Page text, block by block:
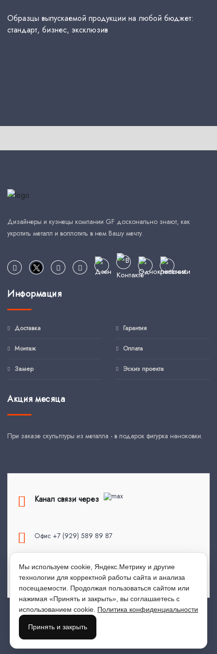
Образцы выпускаемой продукции на любой бюджет:
стандарт, бизнес, эксклюзив
Дизайнеры и кузнецы компании GF досконально знают, как
укротить металл и воплотить в нем Вашу мечту.
Информация
Доставка
Монтаж
Замер
Гарантия
Оплата
Эскиз проекта
Акция месяца
При заказе скульптуры из металла - в подарок фигурка наноковки.
Канал связи через
Офис +7 (929) 589 89 87
top.kovka@mail.ru
© 2026 All Rights Reserved
Политика Конфиденциальности
Мы используем cookie, Яндекс.Метрику и другие
технологии для корректной работы сайта и анализа
посещаемости. Продолжая пользоваться сайтом или
нажимая «Принять и закрыть», вы соглашаетесь с
использованием cookie. Политика конфиденциальности
Принять и закрыть